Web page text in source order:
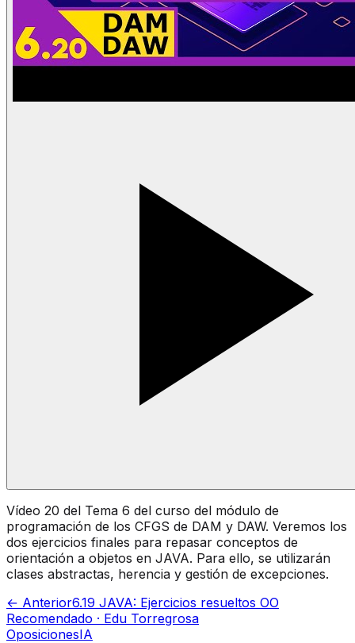
Vídeo 20 del Tema 6 del curso del módulo de
programación de los CFGS de DAM y DAW. Veremos los
dos ejercicios finales para repasar conceptos de
orientación a objetos en JAVA. Para ello, se utilizarán
clases abstractas, herencia y gestión de excepciones.
← Anterior6.19 JAVA: Ejercicios resueltos OO
Recomendado · Edu Torregrosa
OposicionesIA